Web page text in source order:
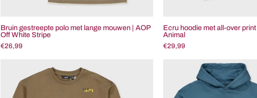
Bruin gestreepte polo met lange mouwen | AOP
Off White Stripe
€26,99
Ecru hoodie met all-over
Animal
€29,99
Taupe
sweater
met
met